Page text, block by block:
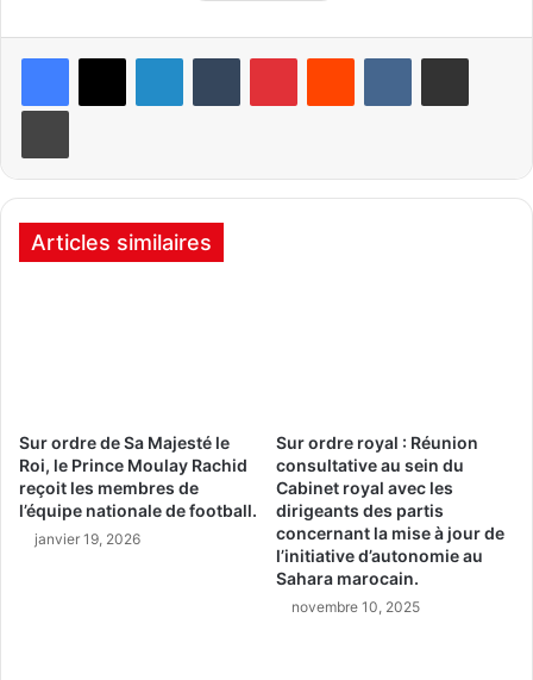
Articles similaires
Sur ordre de Sa Majesté le
Roi, le Prince Moulay Rachid
reçoit les membres de
l’équipe nationale de football.
janvier 19, 2026
Sur ordre royal : Réunion
consultative au sein du
Cabinet royal avec les
dirigeants des partis
concernant la mise à jour de
l’initiative d’autonomie au
Sahara marocain.
novembre 10, 2025